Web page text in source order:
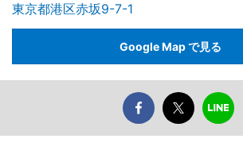
東京都港区赤坂9-7-1
Google Map で見る